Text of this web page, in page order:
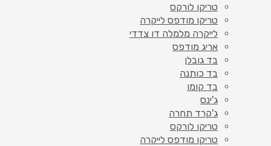
טריקו לורקס
טריקו מודפס לייקרה
לייקרה מלמלה דו צדדי
אריג מודפס
בד גובלן
בד כותנה
בד קומו
ג'ינס
ג'קרד תחרה
טריקו לורקס
טריקו מודפס לייקרה